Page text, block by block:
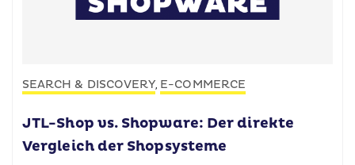
SEARCH & DISCOVERY E-COMMERCE
JTL-Shop vs. Shopware: Der direkte
Vergleich der Shopsysteme